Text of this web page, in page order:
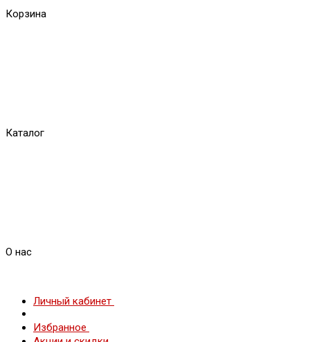
Корзина
Каталог
О нас
Личный кабинет
Избранное